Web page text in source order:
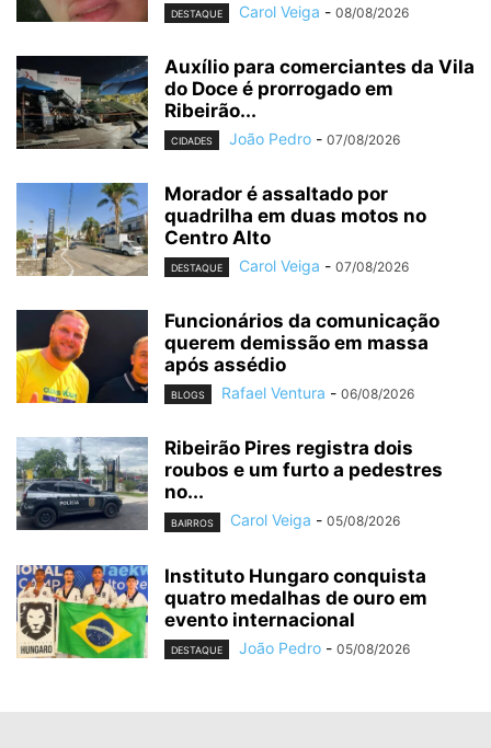
DESTAQUE Carol Veiga - 08/08/2026
Auxílio para comerciantes da Vila
do Doce é prorrogado em
Ribeirão...
CIDADES João Pedro - 07/08/2026
Morador é assaltado por
quadrilha em duas motos no
Centro Alto
DESTAQUE Carol Veiga - 07/08/2026
Funcionários da comunicação
querem demissão em massa
após assédio
BLOGS Rafael Ventura - 06/08/2026
Ribeirão Pires registra dois
roubos e um furto a pedestres
no...
BAIRROS Carol Veiga - 05/08/2026
Instituto Hungaro conquista
quatro medalhas de ouro em
evento internacional
DESTAQUE João Pedro - 05/08/2026